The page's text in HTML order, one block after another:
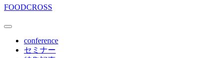
FOODCROSS
conference
セミナー